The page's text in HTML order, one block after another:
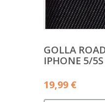
GOLLA
IPHONE 5/
19,99 €